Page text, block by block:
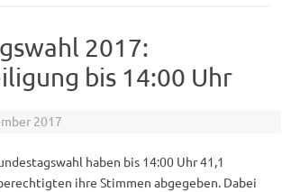
2017:
bis 14:00 Uhr
2017
haben bis 14:00 Uhr 41,1
ihre Stimmen abgegeben. Dabei